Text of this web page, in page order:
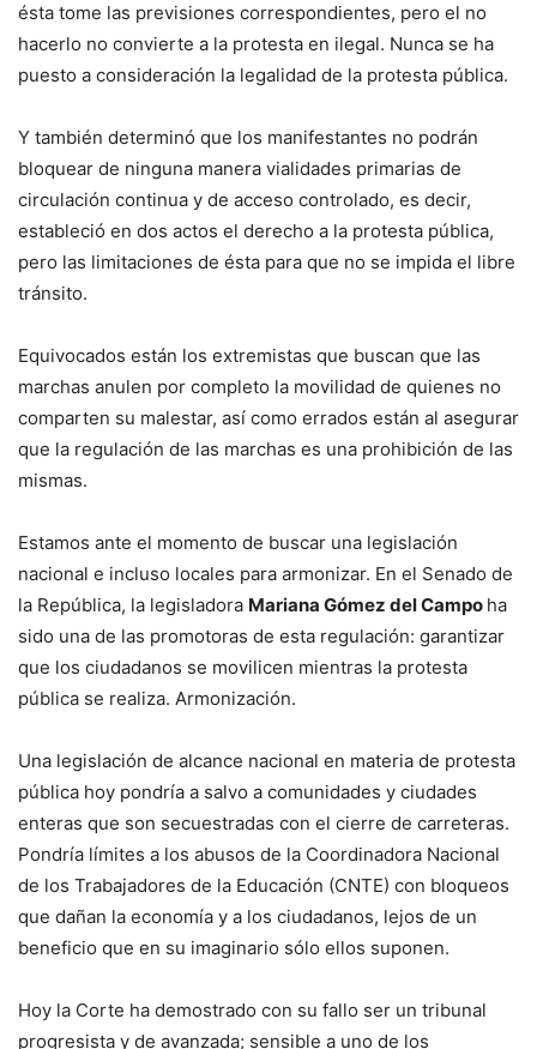
ésta tome las previsiones correspondientes, pero el no
hacerlo no convierte a la protesta en ilegal. Nunca se ha
puesto a consideración la legalidad de la protesta pública.
Y también determinó que los manifestantes no podrán
bloquear de ninguna manera vialidades primarias de
circulación continua y de acceso controlado, es decir,
estableció en dos actos el derecho a la protesta pública,
pero las limitaciones de ésta para que no se impida el libre
tránsito.
Equivocados están los extremistas que buscan que las
marchas anulen por completo la movilidad de quienes no
comparten su malestar, así como errados están al asegurar
que la regulación de las marchas es una prohibición de las
mismas.
Estamos ante el momento de buscar una legislación
nacional e incluso locales para armonizar. En el Senado de
la República, la legisladora Mariana Gómez del Campo ha
sido una de las promotoras de esta regulación: garantizar
que los ciudadanos se movilicen mientras la protesta
pública se realiza. Armonización.
Una legislación de alcance nacional en materia de protesta
pública hoy pondría a salvo a comunidades y ciudades
enteras que son secuestradas con el cierre de carreteras.
Pondría límites a los abusos de la Coordinadora Nacional
de los Trabajadores de la Educación (CNTE) con bloqueos
que dañan la economía y a los ciudadanos, lejos de un
beneficio que en su imaginario sólo ellos suponen.
Hoy la Corte ha demostrado con su fallo ser un tribunal
progresista y de avanzada; sensible a uno de los